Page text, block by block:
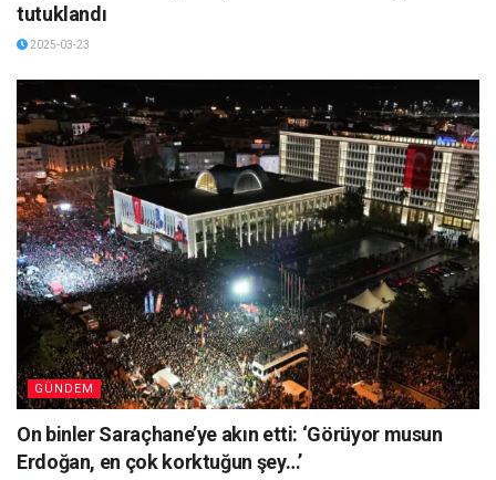
tutuklandı
2025-03-23
GÜNDEM
On binler Saraçhane’ye akın etti: ‘Görüyor musun
Erdoğan, en çok korktuğun şey…’